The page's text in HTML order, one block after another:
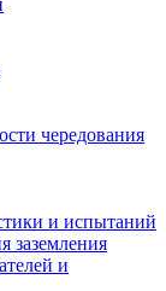
чередования
и испытаний
заземления
и